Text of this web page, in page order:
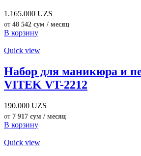
1.165.000 UZS
от 48 542 сум / месяц
В корзину
Quick view
Набор для маникюра и
VITEK VT-2212
190.000 UZS
от 7 917 сум / месяц
В корзину
Quick view